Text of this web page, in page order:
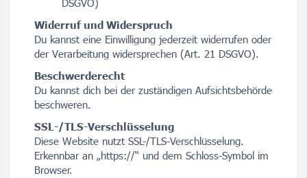
DSGVO)
Widerruf und Widerspruch
Du kannst eine Einwilligung jederzeit widerrufen oder
der Verarbeitung widersprechen (Art. 21 DSGVO).
Beschwerderecht
Du kannst dich bei der zuständigen Aufsichtsbehörde
beschweren.
SSL-/TLS-Verschlüsselung
Diese Website nutzt SSL-/TLS-Verschlüsselung.
Erkennbar an „https://“ und dem Schloss-Symbol im
Browser.